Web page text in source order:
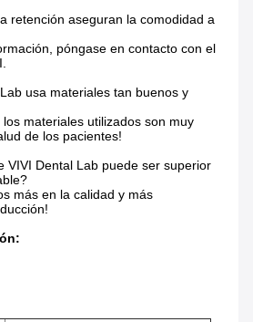
retención aseguran la comodidad a
póngase en contacto con el
usa materiales tan buenos y
los materiales utilizados son muy
de los pacientes!
VIVI Dental Lab puede ser superior
más en la calidad y más